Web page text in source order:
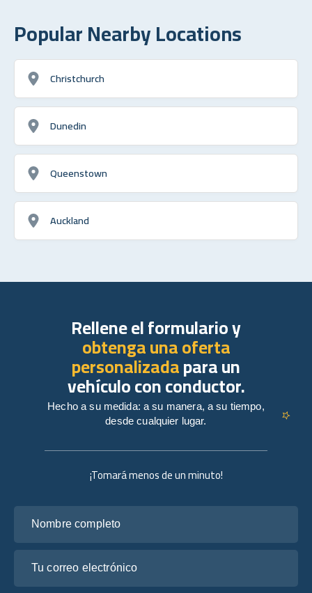
Popular Nearby Locations
Christchurch
Dunedin
Queenstown
Auckland
¡Tomará menos de un minuto!
Rellene el formulario y
obtenga una oferta
personalizadapara un
vehículo con conductor.
Hecho a su medida: a su manera, a su tiempo,
desde cualquier lugar.